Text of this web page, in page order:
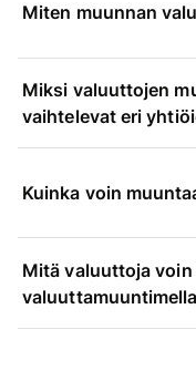
Miten muunnan
Miksi valuuttojen
vaihtelevat eri
Kuinka voin
Mitä valuuttoja